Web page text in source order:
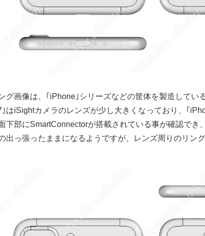
グ画像は、｢iPhone｣シリーズなどの筐体を製造してい
はiSightカメラのレンズが少し大きくなっており、｢
下部にSmartConnectorが搭載されている事が確認でき
出っ張ったままになるようですが、レンズ周りのリン